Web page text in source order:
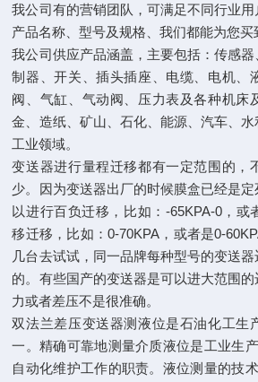
我公司有的营销团队，可满足不同行业
产品名称、型号及规格、我们都能为您买
我公司供应产品涵盖，主要包括：传感
制器、开关、插头插座、电缆、电机、
阀、气缸、气动阀、压力表及各种机床
金、造纸、矿山、石化、能源、汽车、
工业领域。
变送器进行量程迁移都有一定范围的，
少。因为变送器出厂的时候膜盒已经是
以进行百负迁移，比如：-65KPA-0，或
移迁移，比如：0-70KPA，或者是0-
几台去试试，同一品牌每种型号的变送
的。有些国产的变送器是可以进大范围
力或者差压不是很准确。
双法兰差压变送器测液位是石油化工生
一。精确可靠地测量介质液位是工业生
自动化维护工作的职责。液位测量的技